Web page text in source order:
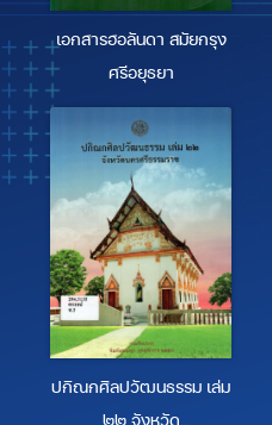
เอกสารฮอลันดา สมัยกรุง
ศรีอยุธยา
ปกิณกศิลปวัฒนธรรม เล่ม
๒๒ จังหวัด